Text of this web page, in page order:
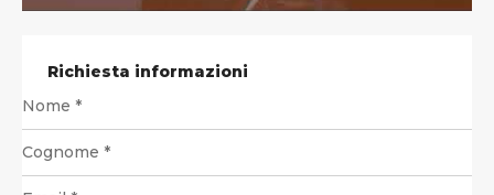
Richiesta informazioni